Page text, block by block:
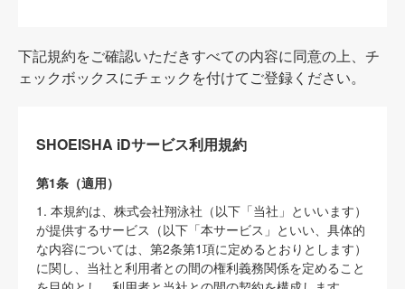
下記規約をご確認いただきすべての内容に同意の上、チ
ェックボックスにチェックを付けてご登録ください。
SHOEISHA iDサービス利用規約
第1条（適用）
1. 本規約は、株式会社翔泳社（以下「当社」といいます）
が提供するサービス（以下「本サービス」といい、具体的
な内容については、第2条第1項に定めるとおりとします）
に関し、当社と利用者との間の権利義務関係を定めること